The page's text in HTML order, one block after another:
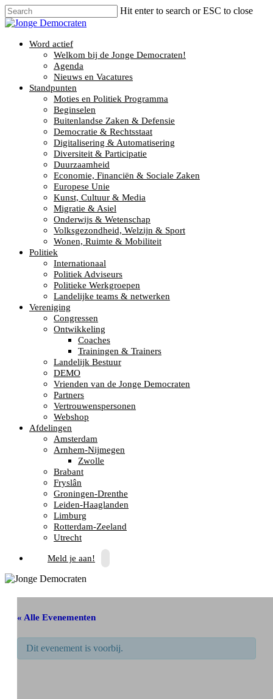
Hit enter to search or ESC to close
Word actief
Welkom bij de Jonge Democraten!
Agenda
Nieuws en Vacatures
Standpunten
Moties en Politiek Programma
Beginselen
Buitenlandse Zaken & Defensie
Democratie & Rechtsstaat
Digitalisering & Automatisering
Diversiteit & Participatie
Duurzaamheid
Economie, Financiën & Sociale Zaken
Europese Unie
Kunst, Cultuur & Media
Migratie & Asiel
Onderwijs & Wetenschap
Volksgezondheid, Welzijn & Sport
Wonen, Ruimte & Mobiliteit
Politiek
Internationaal
Politiek Adviseurs
Politieke Werkgroepen
Landelijke teams & netwerken
Vereniging
Congressen
Ontwikkeling
Coaches
Trainingen & Trainers
Landelijk Bestuur
DEMO
Vrienden van de Jonge Democraten
Partners
Vertrouwenspersonen
Webshop
Afdelingen
Amsterdam
Arnhem-Nijmegen
Zwolle
Brabant
Fryslân
Groningen-Drenthe
Leiden-Haaglanden
Limburg
Rotterdam-Zeeland
Utrecht
Meld je aan!
« Alle Evenementen
Dit evenement is voorbij.